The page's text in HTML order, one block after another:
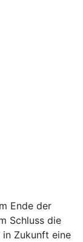
Ende der
Schluss die
Zukunft eine